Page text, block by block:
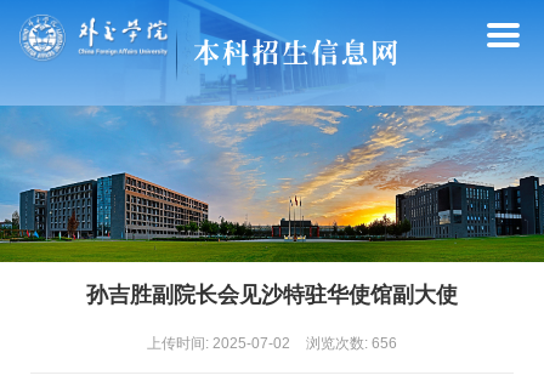
孙吉胜副院长会见沙特驻华使馆副大使
上传时间: 2025-07-02 浏览次数: 656